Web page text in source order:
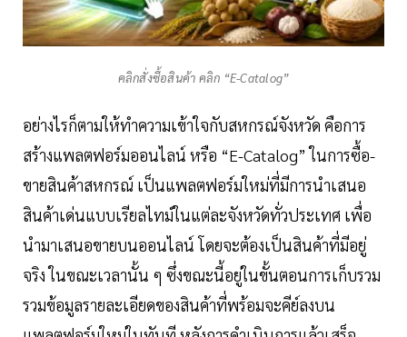
คลิกสั่งซื้อสินค้า คลิก “E-Catalog”
อย่างไรก็ตามให้ทำความเข้าใจกับสหกรณ์จังหวัด คือการ
สร้างแพลตฟอร์มออนไลน์ หรือ “E-Catalog” ในการซื้อ-
ขายสินค้าสหกรณ์ เป็นแพลตฟอร์มใหม่ที่มีการนำเสนอ
สินค้าเด่นแบบเรียลไทม์ในแต่ละจังหวัดทั่วประเทศ เพื่อ
นำมาเสนอขายบนออนไลน์ โดยจะต้องเป็นสินค้าที่มีอยู่
จริง ในขณะเวลานั้น ๆ ซึ่งขณะนี้อยู่ในขั้นตอนการเก็บรวม
รวมข้อมูลรายละเอียดของสินค้าที่พร้อมจะคีย์ลงบน